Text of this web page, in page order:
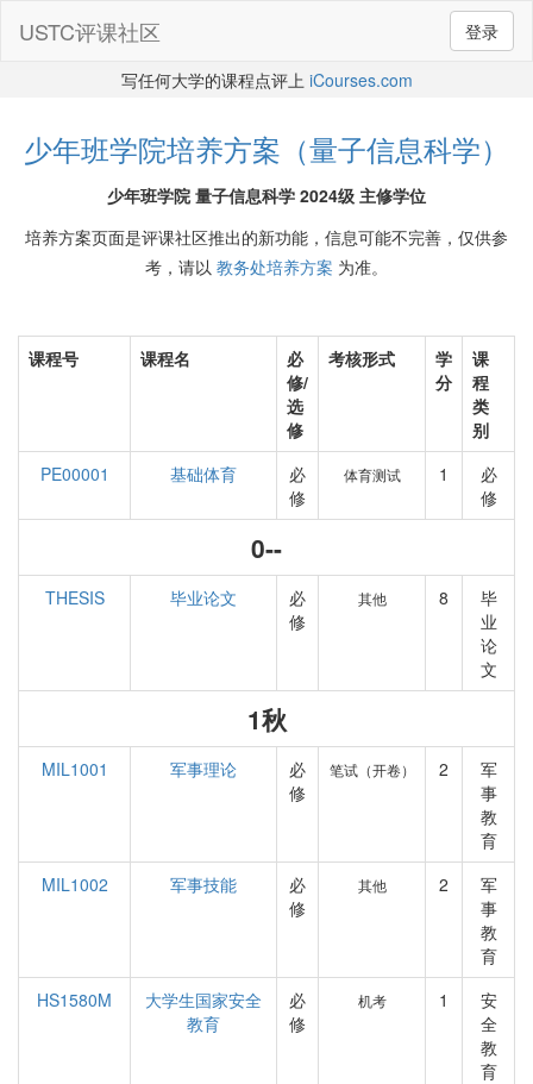
登录
USTC评课社区
写任何大学的课程点评上 iCourses.com
少年班学院培养方案（量子信息科学）
少年班学院 量子信息科学 2024级 主修学位
培养方案页面是评课社区推出的新功能，信息可能不完善，仅供参
考，请以 教务处培养方案 为准。
课程号 课程名
必
修/
选
修
考核形式
学
分
课
程
类
别
PE00001
基础体育
必
修
体育测试 1
必
修
0--
THESIS 毕业论文
必
修
其他 8
毕
业
论
文
1秋
MIL1001 军事理论
必
修
笔试（开卷） 2
军
事
教
育
MIL1002
军事技能
必
修
其他 2
军
事
教
育
HS1580M
大学生国家安全
教育
必
修
机考 1
安
全
教
育